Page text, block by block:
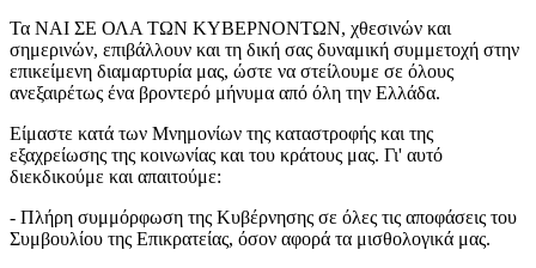
Τα ΝΑΙ ΣΕ ΟΛΑ ΤΩΝ ΚΥΒΕΡΝΟΝΤΩΝ, χθεσινών και
σημερινών, επιβάλλουν και τη δική σας δυναμική συμμετοχή στην
επικείμενη διαμαρτυρία μας, ώστε να στείλουμε σε όλους
ανεξαιρέτως ένα βροντερό μήνυμα από όλη την Ελλάδα.
Είμαστε κατά των Μνημονίων της καταστροφής και της
εξαχρείωσης της κοινωνίας και του κράτους μας. Γι' αυτό
διεκδικούμε και απαιτούμε:
- Πλήρη συμμόρφωση της Κυβέρνησης σε όλες τις αποφάσεις του
Συμβουλίου της Επικρατείας, όσον αφορά τα μισθολογικά μας.